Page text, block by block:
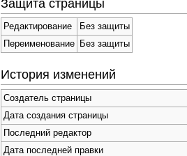
Защита страницы
Редактирование
Без защиты
Переименование
Без защиты
История изменений
Создатель страницы
Дата создания страницы
Последний редактор
Дата последней правки